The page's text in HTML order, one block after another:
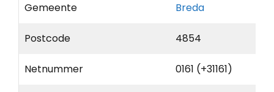
Gemeente Breda
Postcode 4854
Netnummer 0161 (+31161)